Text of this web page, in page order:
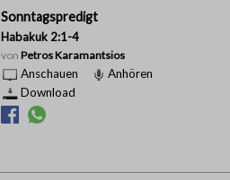
Sonntagspredigt
Habakuk 2:1-4
von Petros Karamantsios
Anschauen
Anhören
Download